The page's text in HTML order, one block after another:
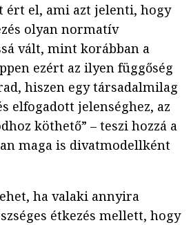
ért el, ami azt jelenti, hogy
olyan normatív
vált, mint korábban a
ezért az ilyen függőség
hiszen egy társadalmilag
elfogadott jelenséghez, az
köthető” – teszi hozzá a
maga is divatmodellként
ha valaki annyira
étkezés mellett, hogy